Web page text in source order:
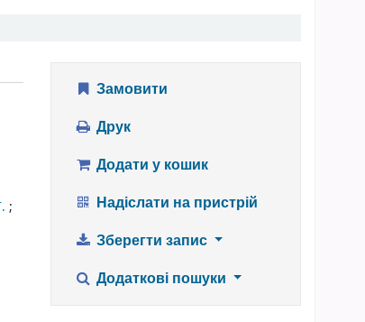
;
Замовити
Друк
Додати у кошик
Надіслати на пристрій
Зберегти запис
Додаткові пошуки